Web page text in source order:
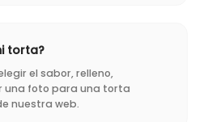
torta?
el sabor, relleno,
una foto para una torta
nuestra web.